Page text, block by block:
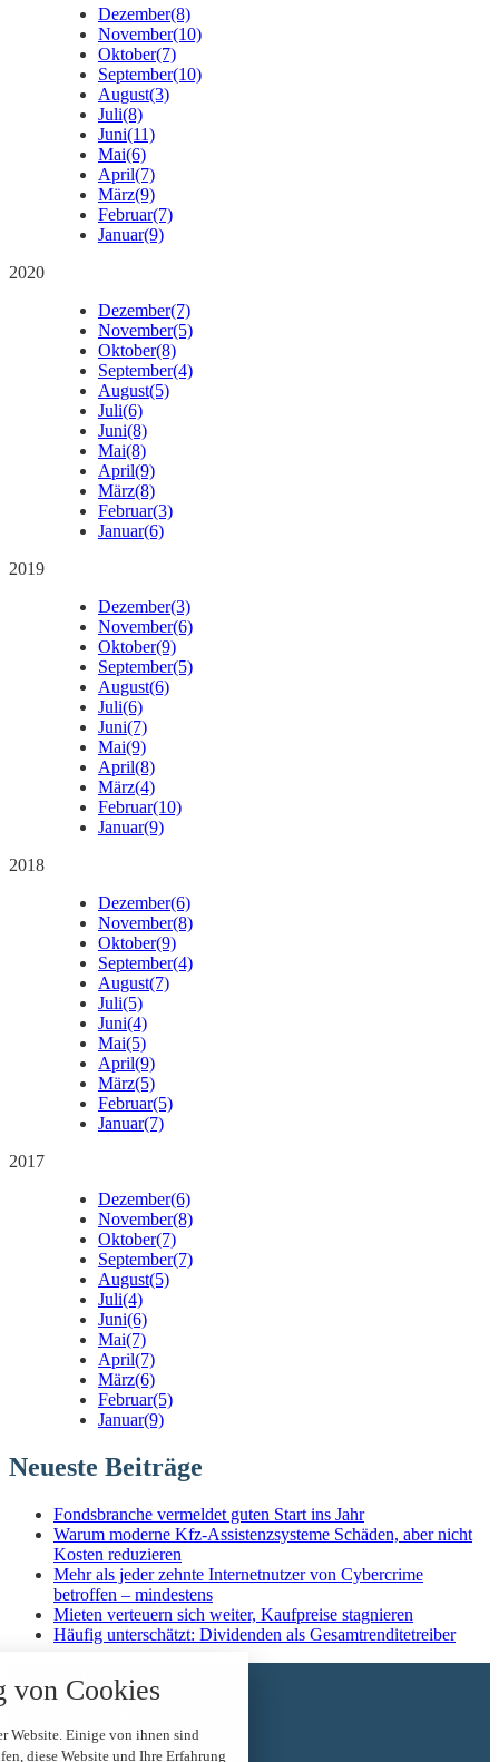
Dezember(8)
November(10)
Oktober(7)
September(10)
August(3)
Juli(8)
Juni(11)
Mai(6)
April(7)
März(9)
Februar(7)
Januar(9)
2020
Dezember(7)
November(5)
Oktober(8)
September(4)
August(5)
Juli(6)
Juni(8)
Mai(8)
April(9)
März(8)
Februar(3)
Januar(6)
2019
Dezember(3)
November(6)
Oktober(9)
September(5)
August(6)
Juli(6)
Juni(7)
Mai(9)
April(8)
März(4)
Februar(10)
Januar(9)
2018
Dezember(6)
November(8)
Oktober(9)
September(4)
August(7)
Juli(5)
Juni(4)
Mai(5)
April(9)
März(5)
Februar(5)
Januar(7)
2017
Dezember(6)
November(8)
Oktober(7)
September(7)
August(5)
Juli(4)
Juni(6)
Mai(7)
April(7)
März(6)
Februar(5)
Januar(9)
Neueste Beiträge
Fondsbranche vermeldet guten Start ins Jahr
Warum moderne Kfz-Assistenzsysteme Schäden, aber nicht
Kosten reduzieren
Mehr als jeder zehnte Internetnutzer von Cybercrime
betroffen – mindestens
Mieten verteuern sich weiter, Kaufpreise stagnieren
Häufig unterschätzt: Dividenden als Gesamtrenditetreiber
News
Kontakt
Impressum
von Cookies
Website. Einige von ihnen sind
diese Website und Ihre Erfahrung
alle verwendeten Cookies und
Kategorien zu akzeptieren